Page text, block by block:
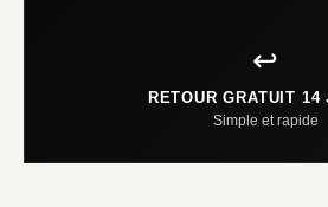
↩️
RETOUR GRATUIT 14
Simple et rapide